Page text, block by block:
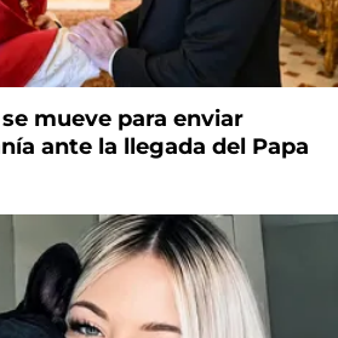
mueve para enviar
ante la llegada del Papa